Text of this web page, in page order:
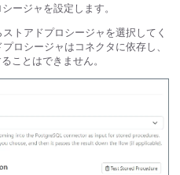
ージャを設定します。
トアドプロシージャを選択してく
ロシージャはコネクタに依存し、
ことはできません。